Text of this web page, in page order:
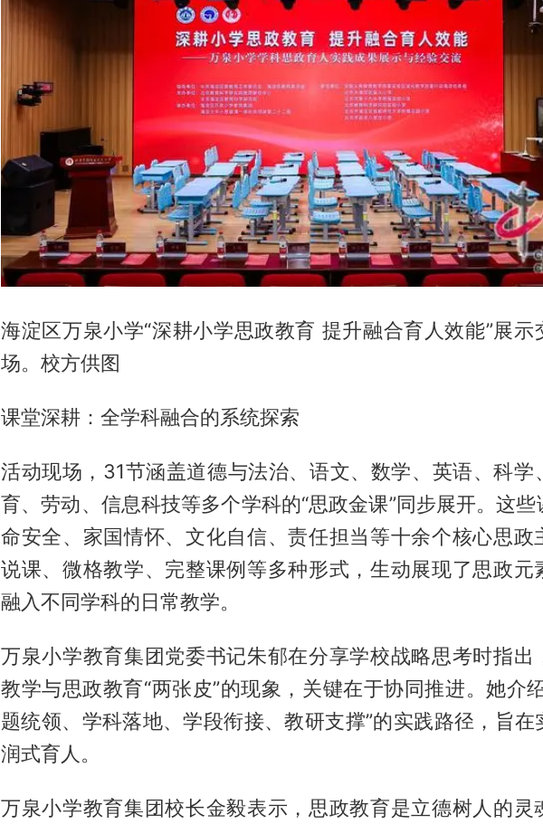
海淀区万泉小学“深耕小学思政教育 提升融合育人效能”展示
场。校方供图
课堂深耕：全学科融合的系统探索
活动现场，31节涵盖道德与法治、语文、数学、英语、科学
育、劳动、信息科技等多个学科的“思政金课”同步展开。这些
命安全、家国情怀、文化自信、责任担当等十余个核心思政
说课、微格教学、完整课例等多种形式，生动展现了思政元
融入不同学科的日常教学。
万泉小学教育集团党委书记朱郁在分享学校战略思考时指出
教学与思政教育“两张皮”的现象，关键在于协同推进。她介
题统领、学科落地、学段衔接、教研支撑”的实践路径，旨在
润式育人。
万泉小学教育集团校长金毅表示，思政教育是立德树人的灵